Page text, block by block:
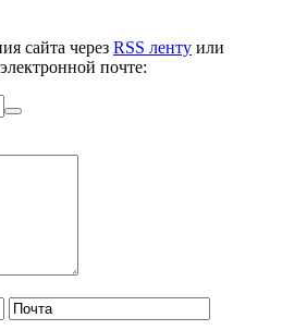
сайта через RSS ленту или
почте: